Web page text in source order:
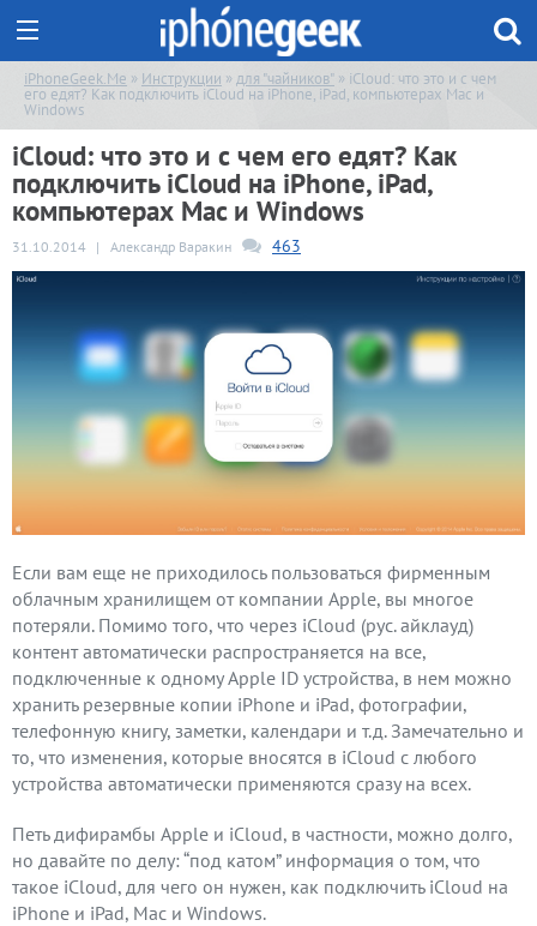
iPhoneGeek.Me » Инструкции »для "чайников" » iCloud: что это и с чем
его едят? Как подключить iCloud на iPhone, iPad, компьютерах Mac и
Windows
iCloud: что это и с чем его едят? Как
подключить iCloud на iPhone, iPad,
компьютерах Mac и Windows
31.10.2014 | Александр Варакин 463
Если вам еще не приходилось пользоваться фирменным
облачным хранилищем от компании Apple, вы многое
потеряли. Помимо того, что через iCloud (рус. айклауд)
контент автоматически распространяется на все,
подключенные к одному Apple ID устройства, в нем можно
хранить резервные копии iPhone и iPad, фотографии,
телефонную книгу, заметки, календари и т.д. Замечательно и
то, что изменения, которые вносятся в iCloud с любого
устройства автоматически применяются сразу на всех.
Петь дифирамбы Apple и iCloud, в частности, можно долго,
но давайте по делу: “под катом” информация о том, что
такое iCloud, для чего он нужен, как подключить iCloud на
iPhone и iPad, Mac и Windows.